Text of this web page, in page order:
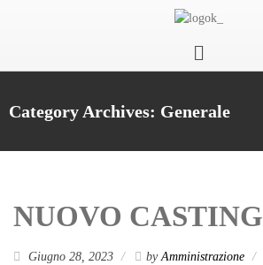
Category Archives: Generale
NUOVO CASTING
Giugno 28, 2023 byAmministrazione